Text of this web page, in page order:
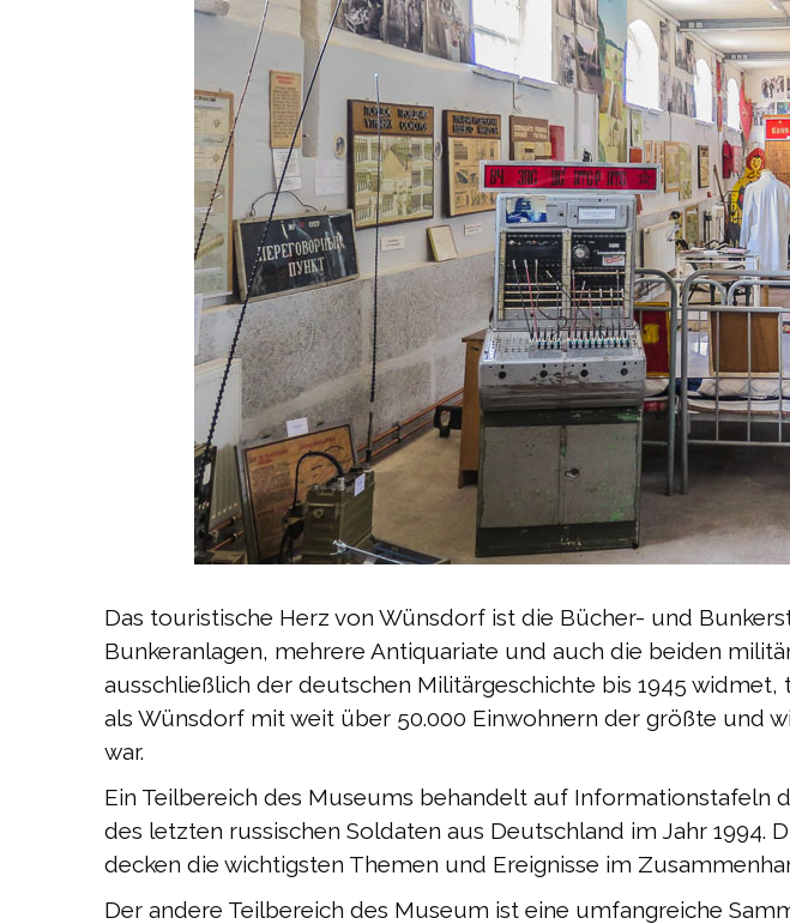
Das touristische Herz von Wünsdorf ist die Bücher- und
Bunkeranlagen, mehrere Antiquariate und auch die beiden
ausschließlich der deutschen Militärgeschichte bis 1945
als Wünsdorf mit weit über 50.000 Einwohnern der größte und
war.
Ein Teilbereich des Museums behandelt auf Informationstafeln
des letzten russischen Soldaten aus Deutschland im Jahr 1994.
decken die wichtigsten Themen und Ereignisse im
Der andere Teilbereich des Museum ist eine umfangreiche